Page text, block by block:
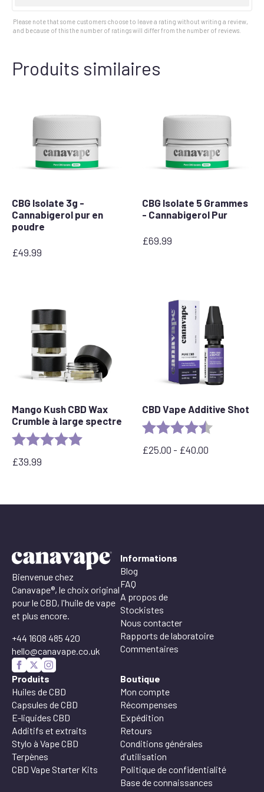
Please note that some customers choose to leave a rating without writing a review,
and because of this the number of ratings will differ from the number of reviews.
Produits similaires
CBG Isolate 3g -
Cannabigerol pur en
poudre
£49.99
CBG Isolate 5 Grammes
- Cannabigerol Pur
£69.99
Mango Kush CBD Wax
Crumble à large spectre
Rating:
£39.99
CBD Vape Additive Shot
Rating: 4.8 out of 5
£25.00 - £40.00
Plage
£25.00
Bienvenue chez
Canavape®, le choix original
pour le CBD, l'huile de vape
et plus encore.
+44 1608 485 420
hello@canavape.co.uk
Informations
Blog
FAQ
A propos de
Stockistes
Nous contacter
Rapports de laboratoire
Commentaires
Produits
Huiles de CBD
Capsules de CBD
E-liquides CBD
Additifs et extraits
Stylo à Vape CBD
Terpènes
CBD Vape Starter Kits
Boutique
Mon compte
Récompenses
Expédition
Retours
Conditions générales
d'utilisation
Politique de confidentialité
Base de connaissances